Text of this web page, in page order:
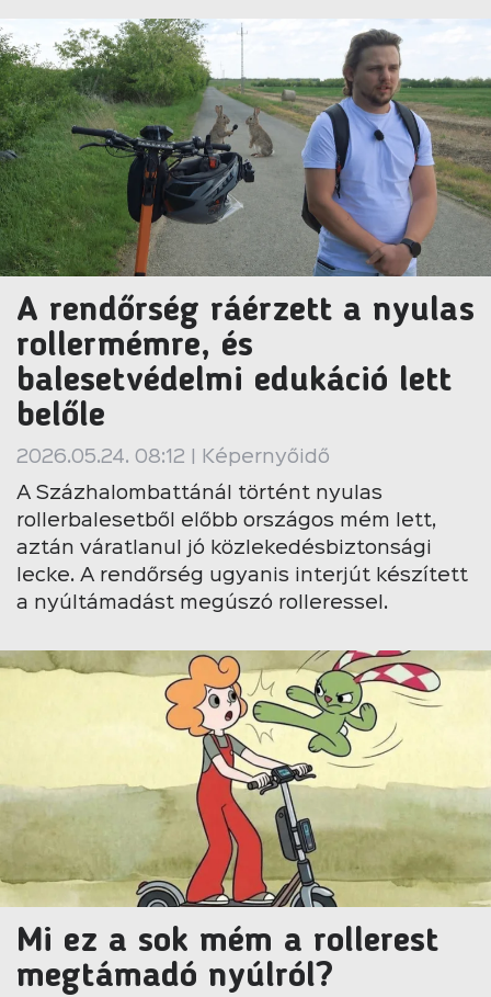
A rendőrség ráérzett a nyulas
rollermémre, és
balesetvédelmi edukáció lett
belőle
2026.05.24. 08:12 | Képernyőidő
A Százhalombattánál történt nyulas
rollerbalesetből előbb országos mém lett,
aztán váratlanul jó közlekedésbiztonsági
lecke. A rendőrség ugyanis interjút készített
a nyúltámadást megúszó rolleressel.
Mi ez a sok mém a rollerest
megtámadó nyúlról?